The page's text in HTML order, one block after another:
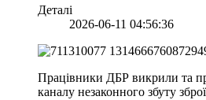
Деталі
2026-06-11 04:56:36
Працівники ДБР викрили та
каналу незаконного збуту